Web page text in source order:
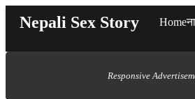
Nepali Sex Story Home
Responsive